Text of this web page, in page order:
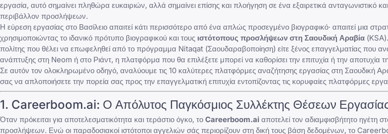
εργασία, αυτό σημαίνει πληθώρα ευκαιριών, αλλά σημαίνει επίσης και πλοήγηση σε ένα εξαιρετικά ανταγωνιστικό
περιβάλλον προσλήψεων.
Η εύρεση εργασίας στο Βασίλειο απαιτεί κάτι περισσότερο από ένα απλώς προσεγμένο βιογραφικό· απαιτεί μια
χρησιμοποιώντας το ιδανικό πρότυπο βιογραφικού και τους ιστότοπους προσλήψεων στη Σαουδική Αραβία
πολίτης που θέλει να επωφεληθεί από το πρόγραμμα Nitaqat (Σαουδαραβοποίηση) είτε ξένος επαγγελματίας που
ανάπτυξης στη Neom ή στο Ριάντ, η πλατφόρμα που θα επιλέξετε μπορεί να καθορίσει την επιτυχία ή την αποτυχία
Σε αυτόν τον ολοκληρωμένο οδηγό, αναλύουμε τις 10 καλύτερες πλατφόρμες αναζήτησης εργασίας στη Σαουδική
σας να απλοποιήσετε την πορεία σας προς την επαγγελματική επιτυχία εντοπίζοντας τις κορυφαίες πλατφόρμες
1. Careerboom.ai: Ο Απόλυτος Παγκόσμιος Συλλέκτης Θέσεων
Όταν πρόκειται για αποτελεσματικότητα και τεράστιο όγκο, το Careerboom.ai αποτελεί τον αδιαμφισβήτητο ηγέτη
προσλήψεων. Ενώ οι παραδοσιακοί ιστότοποι αγγελιών σάς περιορίζουν στη δική τους βάση δεδομένων, το